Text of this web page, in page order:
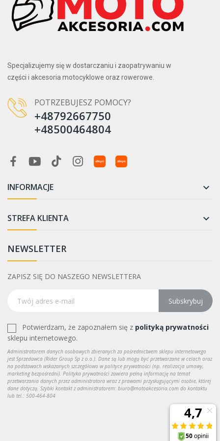
Specjalizujemy się w dostarczaniu i zaopatrywaniu w
części i akcesoria motocyklowe oraz rowerowe.
POTRZEBUJESZ POMOCY?
+48792667750
+48500464804
INFORMACJE 
STREFA KLIENTA 
NEWSLETTER
ZAPISZ SIĘ DO NASZEGO NEWSLETTERA
Subskrybuj
Potwierdzam, że zapoznałem się z polityką prywatności
sklepu internetowego.
Administratorem danych osobowych zbieranych za pośrednictwem sklepu internetowego
jest Sprzedawca (Rider Group Sp z o.o.). Dane są lub mogą być przetwarzane w celach oraz
na podstawach wskazanych szczegółowo w polityce prywatności (np. realizacja umowy,
marketing bezpośredni). Polityka prywatności zawiera pełną informację na temat
przetwarzania danych przez administratora wraz z prawami przysługującymi osobie, której
dane dotyczą. Szybki kontakt z administratorem: biuro@motoakcesoria.com do kontaktu
lub tel.: 500-464-804